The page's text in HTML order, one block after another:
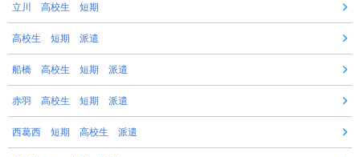
立川 高校生 短期
高校生 短期 派遣
船橋 高校生 短期 派遣
赤羽 高校生 短期 派遣
西葛西 短期 高校生 派遣